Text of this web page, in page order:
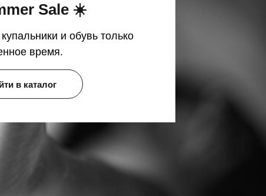
Sale ☀️
и обувь только
время.
в каталог